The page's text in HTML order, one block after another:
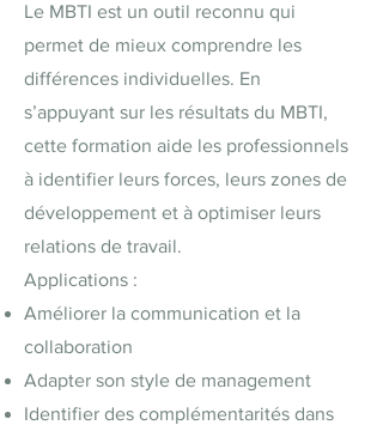
Le MBTI est un outil reconnu qui
permet de mieux comprendre les
différences individuelles. En
s’appuyant sur les résultats du MBTI,
cette formation aide les professionnels
à identifier leurs forces, leurs zones de
développement et à optimiser leurs
relations de travail.
Applications :
Améliorer la communication et la
collaboration
Adapter son style de management
Identifier des complémentarités dans